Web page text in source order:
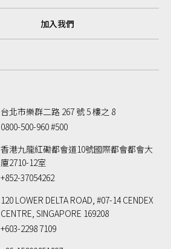
加入我們
台北市樂群二路 267 號 5 樓之 8
0800-500-960 #500
香港九龍紅磡都會道10號國際都會都會大
廈2710-12室
+852-37054262
120 LOWER DELTA ROAD, #07-14 CENDEX
CENTRE, SINGAPORE 169208
+603-2298 7109